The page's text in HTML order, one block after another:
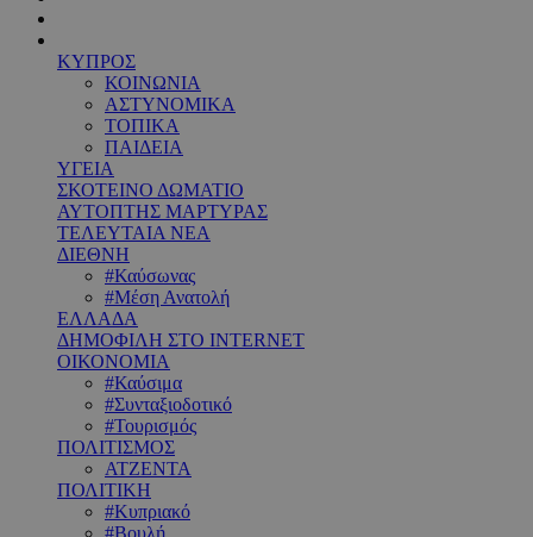
ΚΥΠΡΟΣ
ΚΟΙΝΩΝΙΑ
ΑΣΤΥΝΟΜΙΚΑ
ΤΟΠΙΚΑ
ΠΑΙΔΕΙΑ
ΥΓΕΙΑ
ΣΚΟΤΕΙΝΟ ΔΩΜΑΤΙΟ
ΑΥΤΟΠΤΗΣ ΜΑΡΤΥΡΑΣ
ΤΕΛΕΥΤΑΙΑ ΝΕΑ
ΔΙΕΘΝΗ
#Καύσωνας
#Μέση Ανατολή
ΕΛΛΑΔΑ
ΔΗΜΟΦΙΛΗ ΣΤΟ INTERNET
ΟΙΚΟΝΟΜΙΑ
#Καύσιμα
#Συνταξιοδοτικό
#Τουρισμός
ΠΟΛΙΤΙΣΜΟΣ
ΑΤΖΕΝΤΑ
ΠΟΛΙΤΙΚΗ
#Κυπριακό